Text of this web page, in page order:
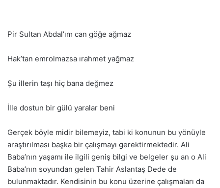
Pir Sultan Abdal’ım can göğe ağmaz
Hak’tan emrolmazsa ırahmet yağmaz
Şu illerin taşı hiç bana değmez
İlle dostun bir gülü yaralar beni
Gerçek böyle midir bilemeyiz, tabi ki konunun bu yönüyle
araştırılması başka bir çalışmayı gerektirmektedir. Ali
Baba’nın yaşamı ile ilgili geniş bilgi ve belgeler şu an o Ali
Baba’nın soyundan gelen Tahir Aslantaş Dede de
bulunmaktadır. Kendisinin bu konu üzerine çalışmaları da